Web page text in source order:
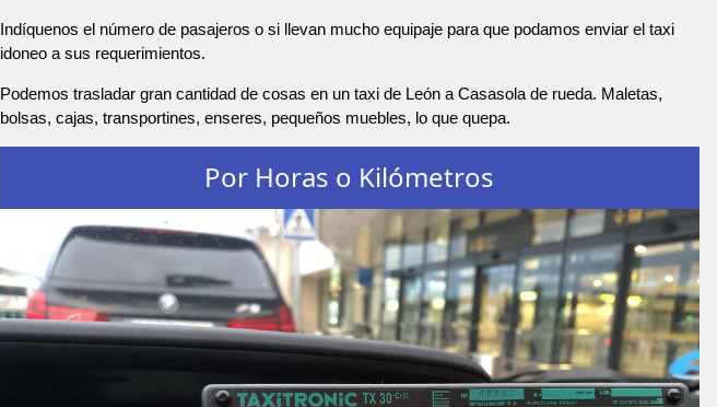
Indíquenos el número de pasajeros o si llevan mucho equipaje para que podamos enviar el taxi
idoneo a sus requerimientos.
Podemos trasladar gran cantidad de cosas en un taxi de León a Casasola de rueda. Maletas,
bolsas, cajas, transportines, enseres, pequeños muebles, lo que quepa.
Por Horas o Kilómetros